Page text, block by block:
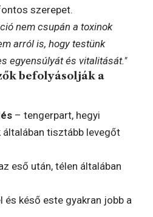
szerepet.
nem csupán a toxinok
arról is, hogy testünk
egyensúlyát és vitalitását."
befolyásolják a
– tengerpart, hegyi
tisztább levegőt
eső után, télen általában
és késő este gyakran jobb a